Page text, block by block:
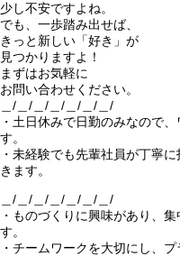
少し不安ですよね。
でも、一歩踏み出せば、
きっと新しい「好き」が
見つかりますよ！
まずはお気軽に
お問い合わせください。
＿/＿/＿/＿/＿/＿/＿/
・土日休みで日勤のみなので
す。
・未経験でも先輩社員が丁寧
きます。
＿/＿/＿/＿/＿/＿/＿/
・ものづくりに興味があり、
す。
・チームワークを大切にし、